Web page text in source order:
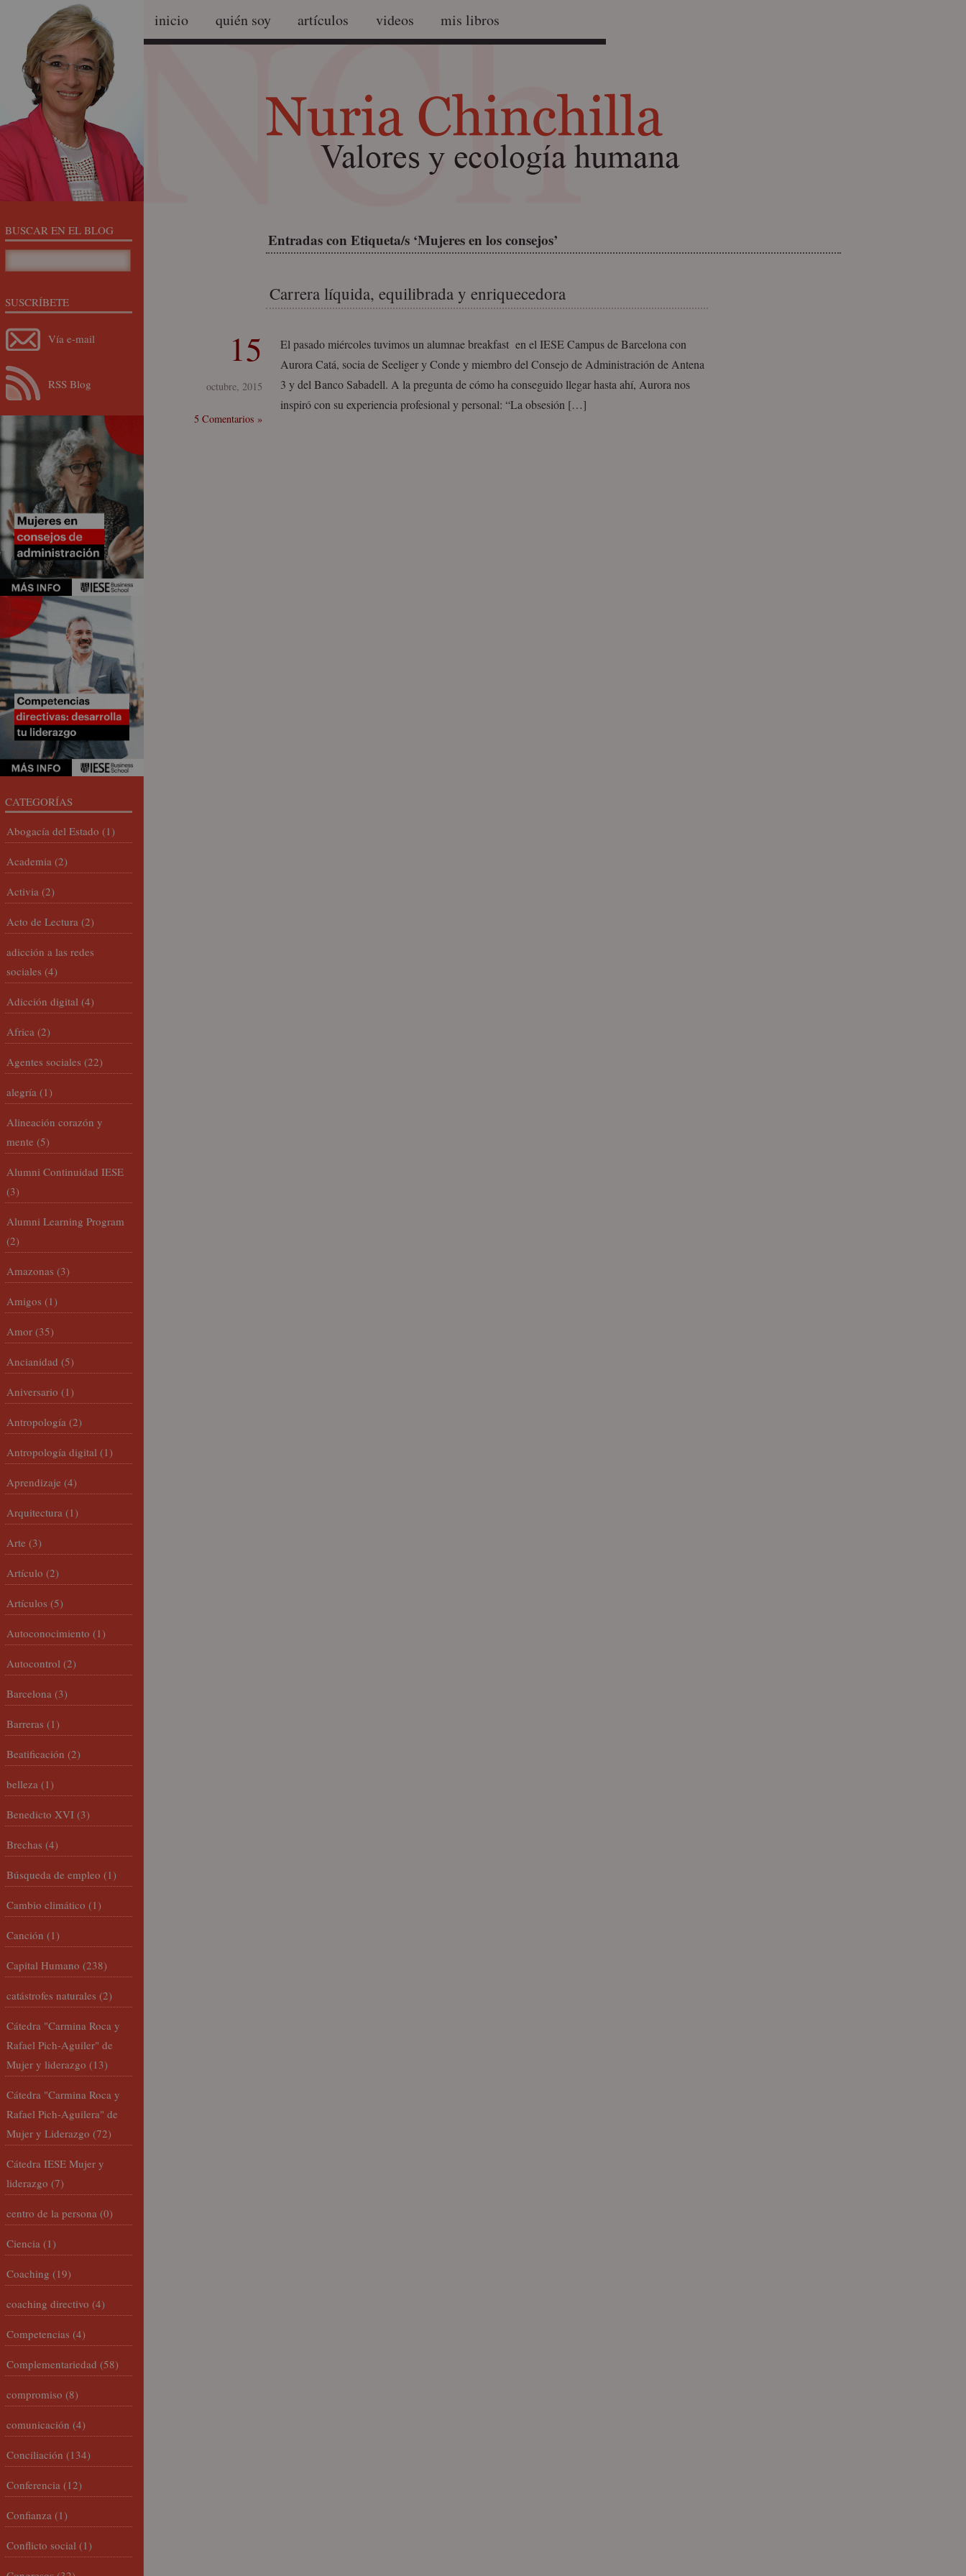
inicio quién soy artículos videos mis libros
Entradas con Etiqueta/s ‘Mujeres en los consejos’
Carrera líquida, equilibrada y enriquecedora
15
octubre, 2015
5 Comentarios »
El pasado miércoles tuvimos un alumnae breakfast en el IESE Campus de Barcelona con
Aurora Catá, socia de Seeliger y Conde y miembro del Consejo de Administración de Antena
3 y del Banco Sabadell. A la pregunta de cómo ha conseguido llegar hasta ahí, Aurora nos
inspiró con su experiencia profesional y personal: “La obsesión […]
BUSCAR EN EL BLOG
SUSCRÍBETE
Vía e-mail
RSS Blog
CATEGORÍAS
Abogacía del Estado (1)
Academia (2)
Activia (2)
Acto de Lectura (2)
adicción a las redes
sociales (4)
Adicción digital (4)
Africa (2)
Agentes sociales (22)
alegría (1)
Alineación corazón y
mente (5)
Alumni Continuidad IESE
(3)
Alumni Learning Program
(2)
Amazonas (3)
Amigos (1)
Amor (35)
Ancianidad (5)
Aniversario (1)
Antropología (2)
Antropología digital (1)
Aprendizaje (4)
Arquitectura (1)
Arte (3)
Artículo (2)
Artículos (5)
Autoconocimiento (1)
Autocontrol (2)
Barcelona (3)
Barreras (1)
Beatificación (2)
belleza (1)
Benedicto XVI (3)
Brechas (4)
Búsqueda de empleo (1)
Cambio climático (1)
Canción (1)
Capital Humano (238)
catástrofes naturales (2)
Cátedra "Carmina Roca y
Rafael Pich-Aguiler" de
Mujer y liderazgo (13)
Cátedra "Carmina Roca y
Rafael Pich-Aguilera" de
Mujer y Liderazgo (72)
Cátedra IESE Mujer y
liderazgo (7)
centro de la persona (0)
Ciencia (1)
Coaching (19)
coaching directivo (4)
Competencias (4)
Complementariedad (58)
compromiso (8)
comunicación (4)
Conciliación (134)
Conferencia (12)
Confianza (1)
Conflicto social (1)